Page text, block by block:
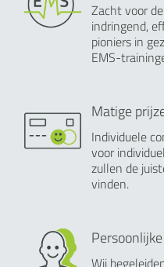
Zacht voor
indringend,
pioniers in
EMS-
Matige
Individuele
voor
zullen de
vinden.
Wij